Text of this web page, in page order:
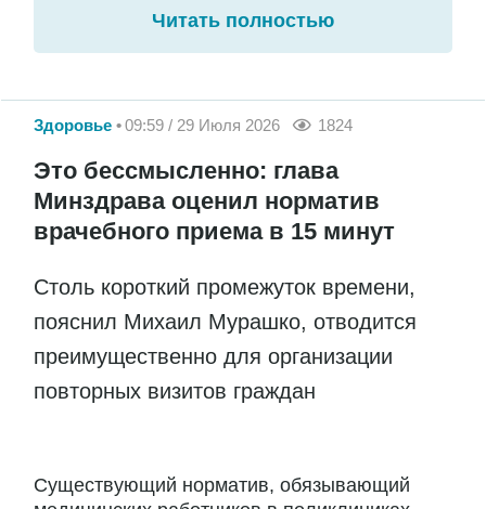
Читать полностью
Здоровье 09:59 / 29 Июля 2026 1824
Это бессмысленно: глава
Минздрава оценил норматив
врачебного приема в 15 минут
Столь короткий промежуток времени,
пояснил Михаил Мурашко, отводится
преимущественно для организации
повторных визитов граждан
Существующий норматив, обязывающий